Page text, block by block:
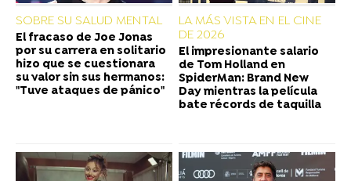
SOBRE SU SALUD MENTAL
El fracaso de Joe Jonas
por su carrera en solitario
hizo que se cuestionara
su valor sin sus hermanos:
"Tuve ataques de pánico"
LA MÁS VISTA EN EL CINE
DE 2026
El impresionante salario
de Tom Holland en
SpiderMan: Brand New
Day mientras la película
bate récords de taquilla